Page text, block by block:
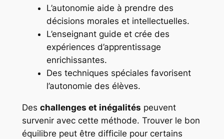
L’autonomie aide à prendre des
décisions morales et intellectuelles.
L’enseignant guide et crée des
expériences d’apprentissage
enrichissantes.
Des techniques spéciales favorisent
l’autonomie des élèves.
Des challenges et inégalités peuvent
survenir avec cette méthode. Trouver le bon
équilibre peut être difficile pour certains